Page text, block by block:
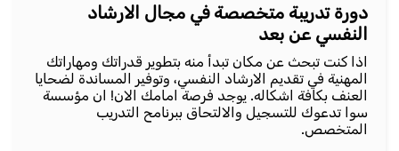
دورة تدريبة متخصصة في مجال الارشاد
النفسي عن بعد
اذا كنت تبحث عن مكان تبدأ منه بتطوير قدراتك ومهاراتك
المهنية في تقديم الارشاد النفسي، وتوفير المساندة لضحايا
العنف بكافة اشكاله. يوجد فرصة امامك الان! ان مؤسسة
سوا تدعوك للتسجيل والالتحاق ببرنامح التدريب
المتخصص.